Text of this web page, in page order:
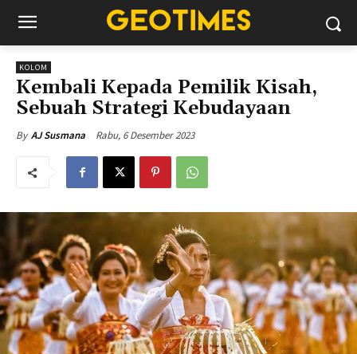
KOLOM
Kembali Kepada Pemilik Kisah,
Sebuah Strategi Kebudayaan
By AJ Susmana Rabu, 6 Desember 2023